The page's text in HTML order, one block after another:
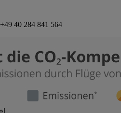
+49 40 284 841 564